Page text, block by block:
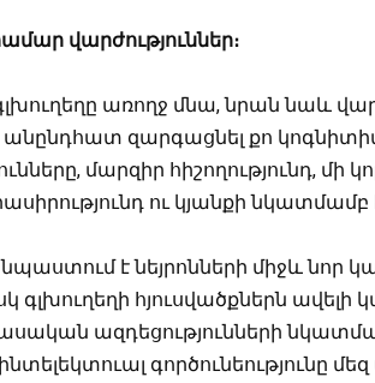
վարժություններ։
առողջ մնա, նրան նաև
զարգացնել քո
մարզիր հիշողությունդ, մի
ու կյանքի նկատմամբ
է նեյրոնների միջև նոր
գլխուղեղի հյուսվածքներն
ազդեցությունների
գործունեությունը